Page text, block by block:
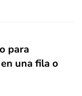
para
una fila o